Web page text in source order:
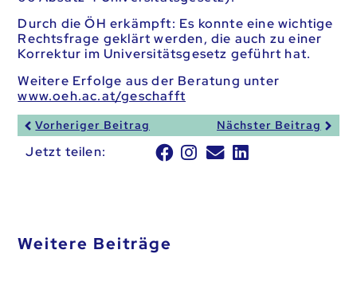
Durch die ÖH erkämpft: Es konnte eine wichtige
Rechtsfrage geklärt werden, die auch zu einer
Korrektur im Universitätsgesetz geführt hat.
Weitere Erfolge aus der Beratung unter
www.oeh.ac.at/geschafft
Vorheriger Beitrag Nächster Beitrag
Jetzt teilen:
Weitere Beiträge